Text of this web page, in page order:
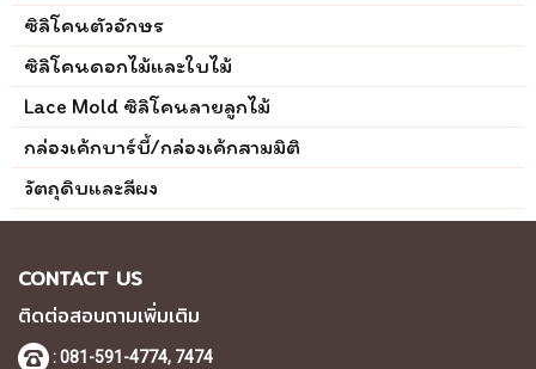
ซิลิโคนตัวอักษร
ซิลิโคนดอกไม้และใบไม้
Lace Mold ซิลิโคนลายลูกไม้
กล่องเค้กบาร์บี้/กล่องเค้กสามมิติ
วัตถุดิบและสีผง
CONTACT US
ติดต่อสอบถามเพิ่มเติม
: 081-591-4774, 7474